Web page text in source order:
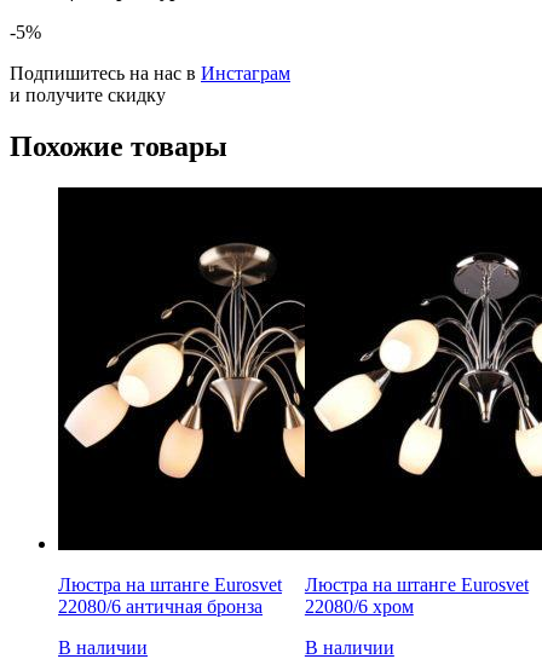
-5%
Подпишитесь на нас в Инстаграм
и получите скидку
Похожие товары
Люстра на штанге Eurosvet
22080/6 античная бронза
В наличии
Люстра на штанге Eurosvet
22080/6 хром
В наличии